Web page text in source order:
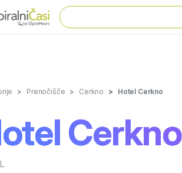
Prenočišče Cerkno Hotel Cerkno
Cerkno